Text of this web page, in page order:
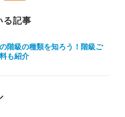
る記事
階級の種類を知ろう！階級ご
も紹介